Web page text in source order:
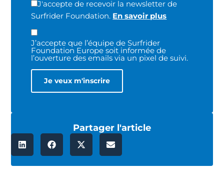
J'accepte de recevoir la newsletter de
Surfrider Foundation. En savoir plus
J’accepte que l’équipe de Surfrider
Foundation Europe soit informée de
l’ouverture des emails via un pixel de suivi.
Partager l'article